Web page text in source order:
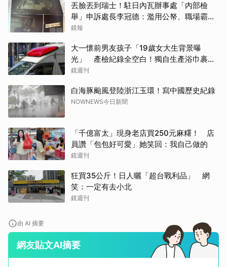
丟臉丟到瑞士！駐日內瓦辦事處「內部檢
舉」申訴處長李冠德：濫用公帑、職場霸
凌、超速仔拒繳罰單 外交部要查了
鏡報
大一懷前男友孩子「19歲女大生背景曝
光」 產檢紀錄全空白！獨自生產浴巾裹嬰
屍藏家5天
鏡週刊
白海豚颱風登陸浙江玉環！寫中國歷史紀錄
NOWNEWS今日新聞
「千億富太」現身老店買250元麻糬！ 店
員讚「包包好可愛」她笑回：我自己做的
鏡週刊
狂買35公斤！日人曬「超台戰利品」 網
笑：一定有去小北
鏡週刊
由 AI 摘要
網友貼文AI摘要